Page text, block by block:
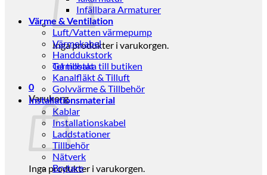
Inga produkter i varukorgen.
Gå tillbaka till butiken
0
Varukorg
Inga produkter i varukorgen.
Infällbara Armaturer
Värme & Ventilation
Luft/Vatten värmepump
Värmekabel
Handdukstork
Termostat
Kanalfläkt & Tilluft
Golvvärme & Tillbehör
Installationsmaterial
Kablar
Installationskabel
Laddstationer
Tillbehör
Nätverk
Brytare